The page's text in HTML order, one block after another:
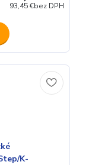
93,45 €bez DPH